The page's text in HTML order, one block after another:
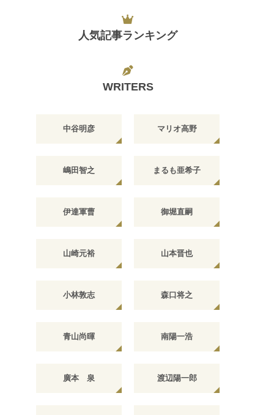
人気記事ランキング
WRITERS
中谷明彦 マリオ高野
嶋田智之 まるも亜希子
伊達軍曹 御堀直嗣
山崎元裕 山本晋也
小林敦志 森口将之
青山尚暉 南陽一浩
廣本 泉 渡辺陽一郎